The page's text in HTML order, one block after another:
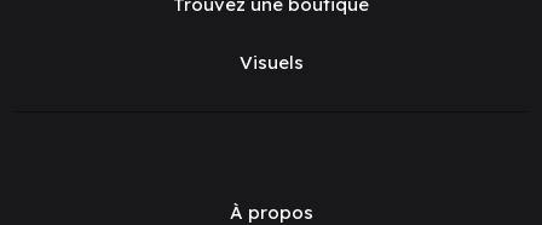
Visuels
À propos